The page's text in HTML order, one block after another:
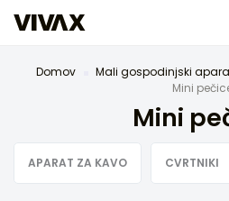
Domov Mali gospodinjski
Mini
Mini
APARAT ZA KAVO CVRTNIKI